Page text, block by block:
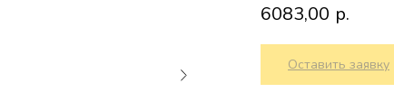
6083,00 р.
Оставить заявку